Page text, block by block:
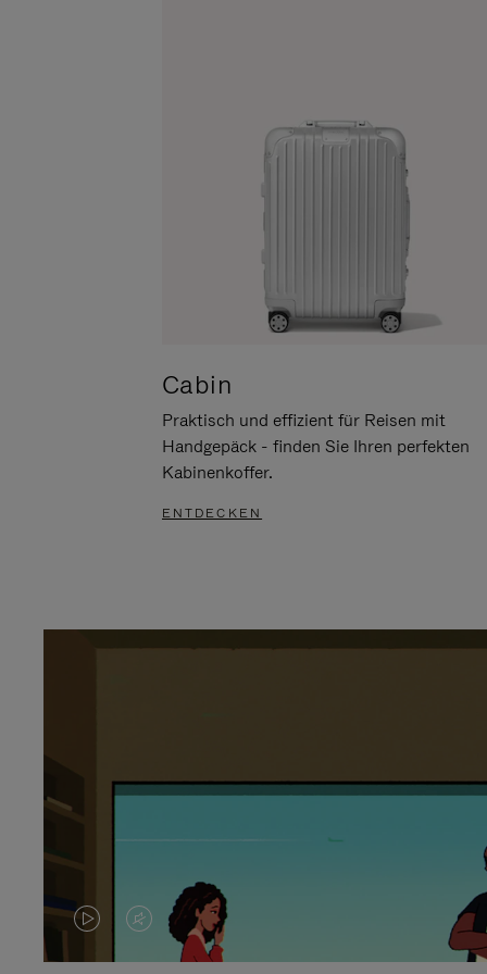
Cabin
Praktisch und effizient für Reisen mit
Handgepäck - finden Sie Ihren perfekten
Kabinenkoffer.
ENTDECKEN
DASVIDEO